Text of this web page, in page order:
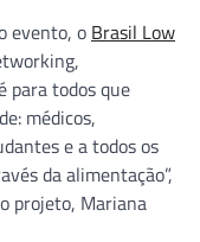
evento, o Brasil Low
para todos que
médicos,
e a todos os
da alimentação”,
projeto, Mariana